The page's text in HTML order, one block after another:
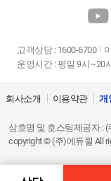
고객상담: 1600-6700
운영시간 : 평일 9시~20
회사소개 이용약관 개
상호명 및 호스팅제공자 :
copyright © (주)에듀윌 All